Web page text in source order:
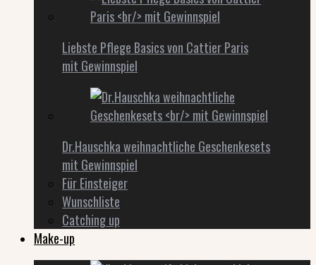
Liebste Pflege Basics von Cattier Paris
mit Gewinnspiel
Dr.Hauschka weihnachtliche Geschenkesets
mit Gewinnspiel
Für Einsteiger
Wunschliste
Catching up
Make-up